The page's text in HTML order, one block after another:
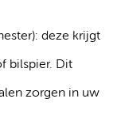
deze krijgt
bilspier. Dit
zorgen in uw